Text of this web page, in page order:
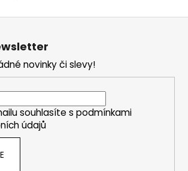
novinky či slevy!
souhlasíte s podmínkami
údajů